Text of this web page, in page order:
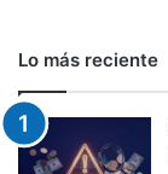
Lo más reciente